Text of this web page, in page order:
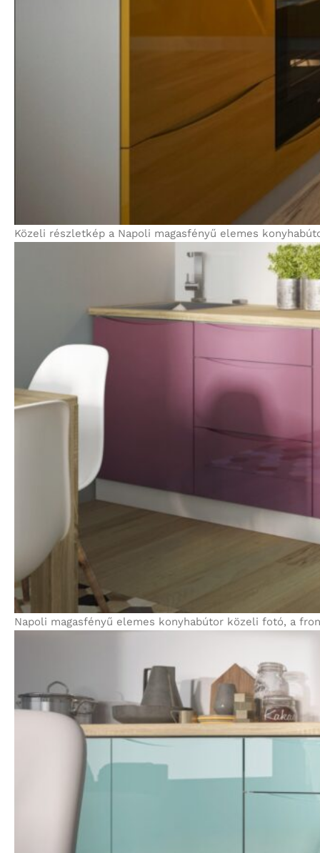
Közeli részletkép a Napoli magasfényű elemes
Napoli magasfényű elemes konyhabútor közeli fotó, a